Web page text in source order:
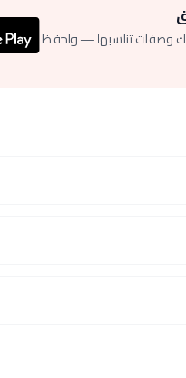
وصفات تناسبها — واحفظ